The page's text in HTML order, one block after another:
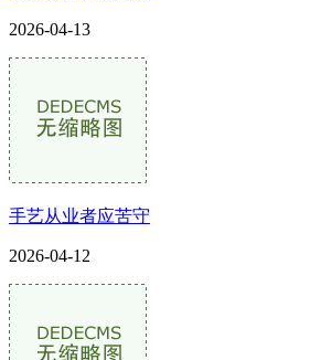
2026-04-13
手艺从业者应苦守
2026-04-12